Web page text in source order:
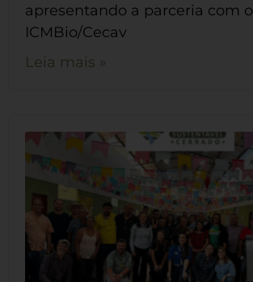
apresentando a parceria com o
ICMBio/Cecav
Leia mais »